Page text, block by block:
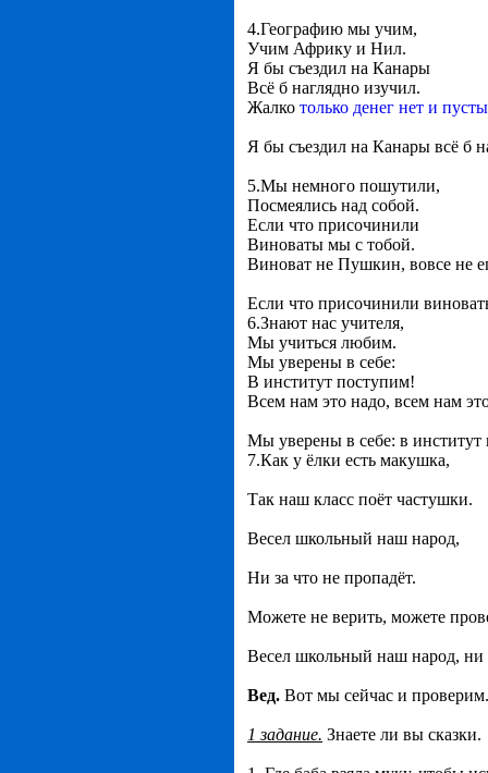
4.Географию мы учим,
Учим Африку и Нил.
Я бы съездил на Канары
Всё б наглядно изучил.
Жалко только денег нет и
Я бы съездил на Канары всё б
5.Мы немного пошутили,
Посмеялись над собой.
Если что присочинили
Виноваты мы с тобой.
Виноват не Пушкин, вовсе не
Если что присочинили
6.Знают нас учителя,
Мы учиться любим.
Мы уверены в себе:
В институт поступим!
Всем нам это надо, всем нам
Мы уверены в себе: в институт
7.Как у ёлки есть макушка,
Так наш класс поёт частушки.
Весел школьный наш народ,
Ни за что не пропадёт.
Можете не верить, можете
Весел школьный наш народ, ни
Вед. Вот мы сейчас и
1 задание. Знаете ли вы сказки.